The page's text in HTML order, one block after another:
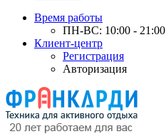
Время работы
ПН-ВС: 10:00 - 21:00
Клиент-центр
Регистрация
Авторизация